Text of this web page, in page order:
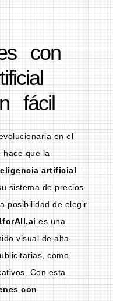
con
fácil
en el
hace que la
artificial
sistema de precios
posibilidad de elegir
es una
visual de alta
como
Con esta
con